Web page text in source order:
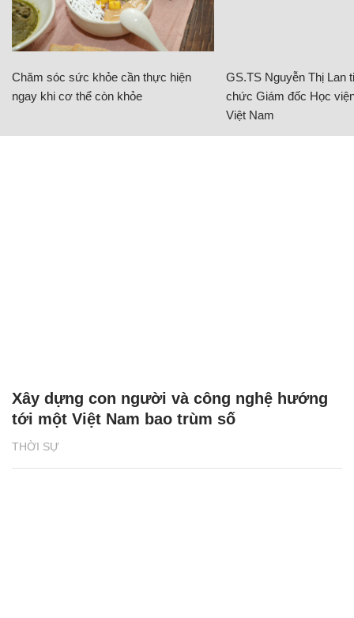
Chăm sóc sức khỏe cần thực hiện
ngay khi cơ thể còn khỏe
GS.TS Nguyễn Thị Lan
chức Giám đốc Học
Việt Nam
THỜI SỰ
Xây dựng con người và công nghệ hướng
tới một Việt Nam bao trùm số